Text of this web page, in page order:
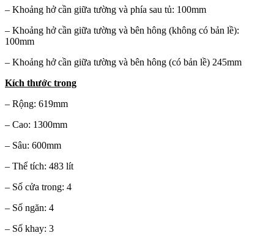
– Khoảng hở cần giữa tường và phía sau tủ: 100mm
– Khoảng hở cần giữa tường và bên hông (không có bản lề):
100mm
– Khoảng hở cần giữa tường và bên hông (có bản lề) 245mm
Kích thước trong
– Rộng: 619mm
– Cao: 1300mm
– Sâu: 600mm
– Thể tích: 483 lít
– Số cửa trong: 4
– Số ngăn: 4
– Số khay: 3